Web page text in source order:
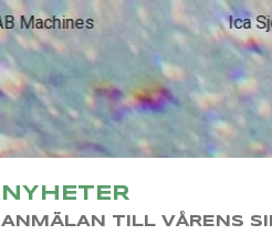
Ica Sjöhagen
NYHETER
ANMÄLAN TILL VÅRENS